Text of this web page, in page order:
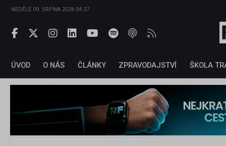
NEDĚLE 09. SRPNA 2026 04:27
ÚVOD O NÁS ČLÁNKY ZPRAVODAJSTVÍ ŠKOLA